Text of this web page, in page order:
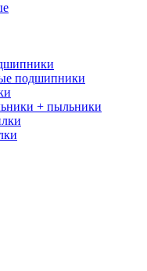
подшипники
+ пыльники